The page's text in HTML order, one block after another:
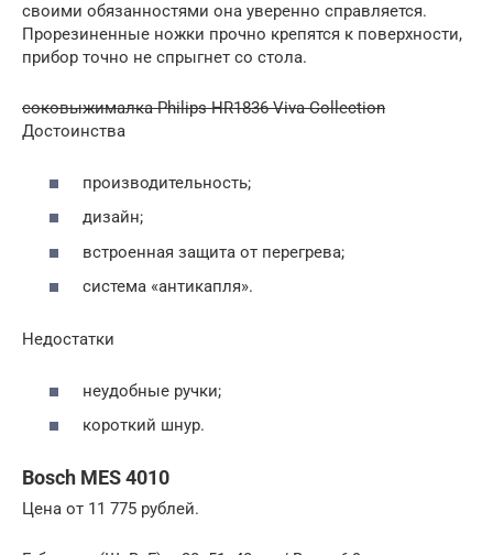
своими обязанностями она уверенно справляется.
Прорезиненные ножки прочно крепятся к поверхности,
прибор точно не спрыгнет со стола.
соковыжималка Philips HR1836 Viva Collection
Достоинства
производительность;
дизайн;
встроенная защита от перегрева;
система «антикапля».
Недостатки
неудобные ручки;
короткий шнур.
Bosch MES 4010
Цена от 11 775 рублей.